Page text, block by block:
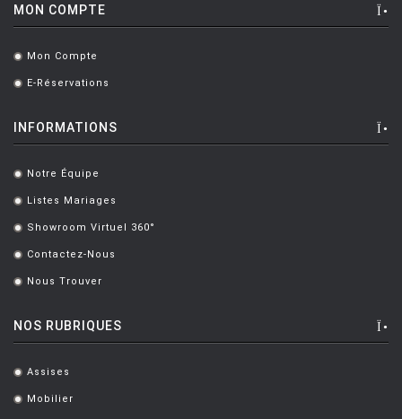
MON COMPTE
. Mon Compte
. E-Réservations
INFORMATIONS
. Notre Équipe
. Listes Mariages
. Showroom Virtuel 360°
. Contactez-Nous
. Nous Trouver
NOS RUBRIQUES
. Assises
. Mobilier